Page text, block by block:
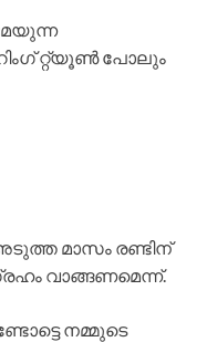
റ്റ്യൂൺ പോലും
മാസം രണ്ടിന്
വാങ്ങണമെന്ന്.
നമ്മുടെ